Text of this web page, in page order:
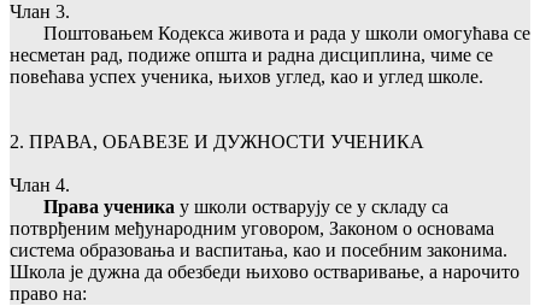
Члан 3.
Поштовањем Кодекса живота и рада у школи омогућава се
несметан рад, подиже општа и радна дисциплина, чиме се
повећава успех ученика, њихов углед, као и углед школе.
2. ПРАВА, ОБАВЕЗЕ И ДУЖНОСТИ УЧЕНИКА
Члан 4.
Права ученика у школи остварују се у складу са
потврђеним међународним уговором, Законом о основама
система образовања и васпитања, као и посебним законима.
Школа је дужна да обезбеди њихово остваривање, а нарочито
право на: